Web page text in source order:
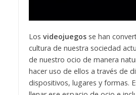
Los videojuegosse han
cultura de nuestra sociedad
de nuestro ocio de manera
hacer uso de ellos a través de
dispositivos, lugares y formas.